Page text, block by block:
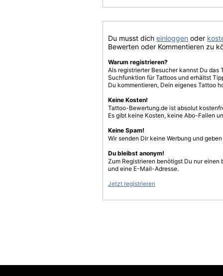
Du musst dich einloggen oder
Bewerten oder Kommentieren zu
Warum registrieren?
Als registrierter Besucher kannst Du
Suchfunktion für Tattoos und erhältst
Du kommentieren, Dein eigenes Tattoo
Keine Kosten!
Tattoo-Bewertung.de ist absolut
Es gibt keine Kosten, keine Abo-Fallen
Keine Spam!
Wir senden Dir keine Werbung und
Du bleibst anonym!
Zum Registrieren benötigst Du nur einen
und eine E-Mail-Adresse.
Jetzt registrieren